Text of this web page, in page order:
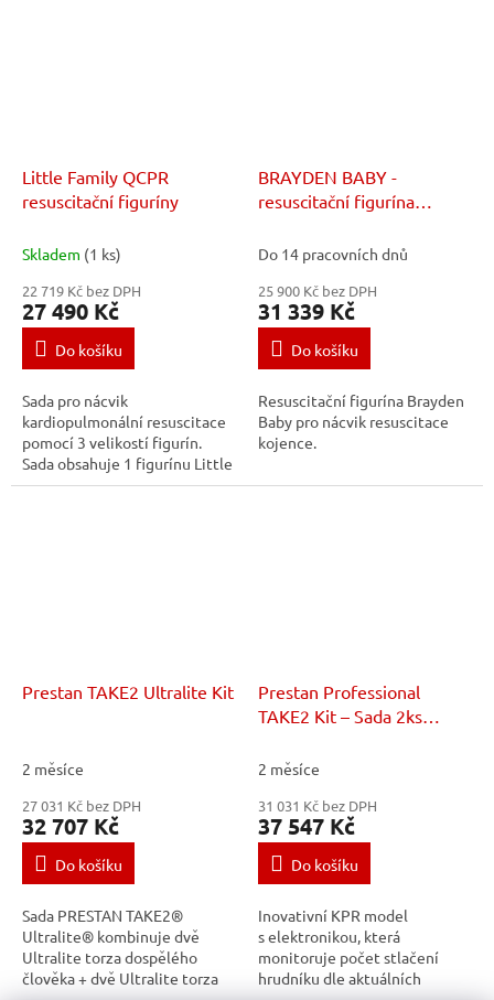
Little Family QCPR
resuscitační figuríny
Skladem (1 ks)
22 719 Kč bez DPH
27 490 Kč
Do košíku
Sada pro nácvik
kardiopulmonální resuscitace
pomocí 3 velikostí figurín.
Sada obsahuje 1 figurínu Little
Anne QCPR, 1x Little Junior
BRAYDEN BABY -
resuscitační figurína
Do 14 pracovních dnů
25 900 Kč bez DPH
31 339 Kč
Do košíku
Resuscitační figurína Brayden
Baby pro nácvik resuscitace
kojence.
Prestan TAKE2 Ultralite Kit
2 měsíce
27 031 Kč bez DPH
32 707 Kč
Do košíku
Sada PRESTAN TAKE2®
Ultralite® kombinuje dvě
Ultralite torza dospělého
člověka + dvě Ultralite torza
Prestan Professional
TAKE2 Kit – Sada 2ks
simulátorů batolete a 2ks
UltraTrainer
2 měsíce
31 031 Kč bez DPH
37 547 Kč
Do košíku
Inovativní KPR model
s elektronikou, která
monitoruje počet stlačení
hrudníku dle aktuálních